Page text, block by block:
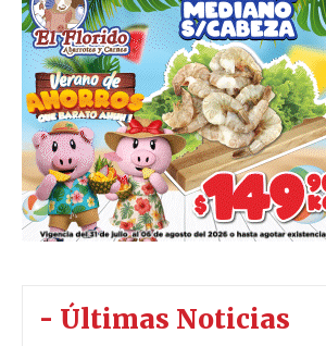
- Últimas Noticias